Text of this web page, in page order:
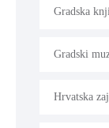
Gradska
Gradski
Hrvatska